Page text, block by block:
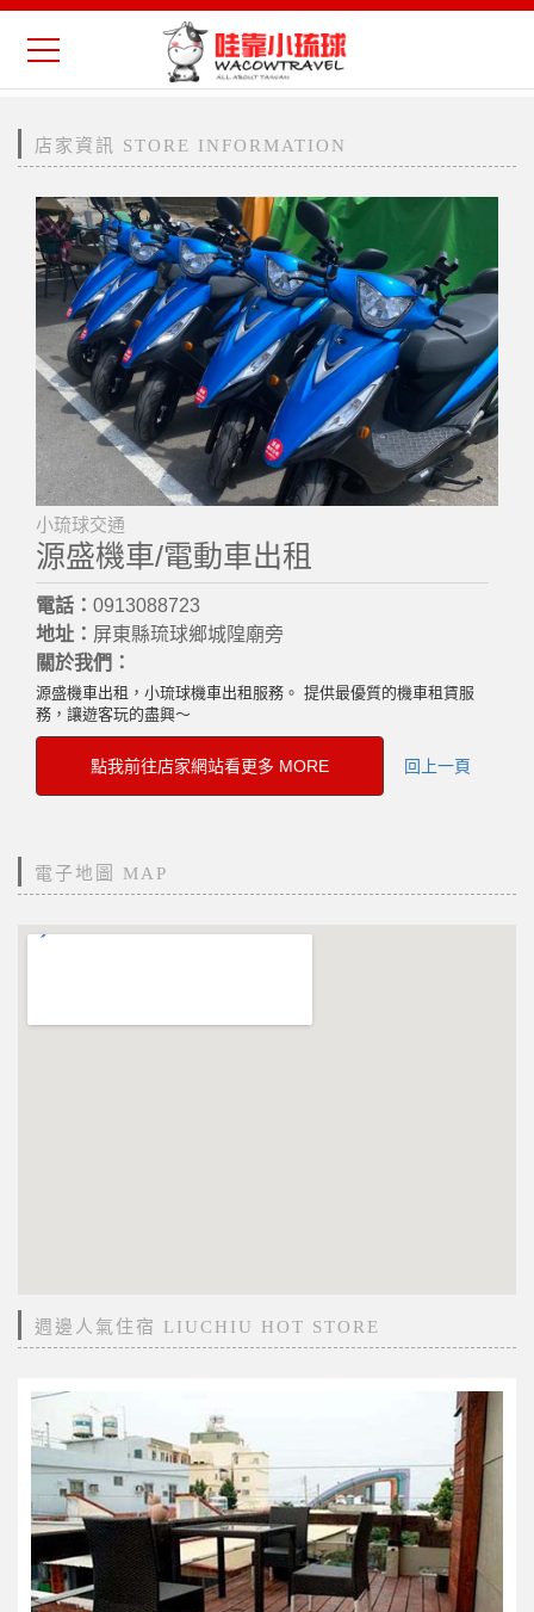
店家資訊 STORE INFORMATION
小琉球交通
源盛機車/電動車出租
電話： 0913088723
地址： 屏東縣琉球鄉城隍廟旁
關於我們：
源盛機車出租，小琉球機車出租服務。 提供最優質的機車租賃服
務，讓遊客玩的盡興～
點我前往店家網站看更多 MORE 回上一頁
電子地圖 MAP
週邊人氣住宿 LIUCHIU HOT STORE